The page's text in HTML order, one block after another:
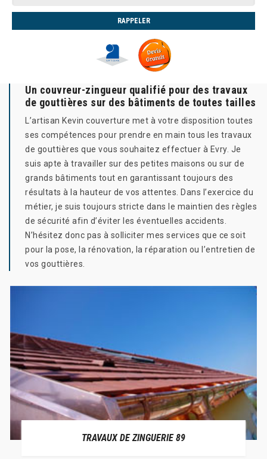
Un couvreur-zingueur qualifié pour des travaux
de gouttières sur des bâtiments de toutes tailles
L’artisan Kevin couverture met à votre disposition toutes
ses compétences pour prendre en main tous les travaux
de gouttières que vous souhaitez effectuer à Evry. Je
suis apte à travailler sur des petites maisons ou sur de
grands bâtiments tout en garantissant toujours des
résultats à la hauteur de vos attentes. Dans l’exercice du
métier, je suis toujours stricte dans le maintien des règles
de sécurité afin d’éviter les éventuelles accidents.
N’hésitez donc pas à solliciter mes services que ce soit
pour la pose, la rénovation, la réparation ou l’entretien de
vos gouttières.
TRAVAUX DE ZINGUERIE 89